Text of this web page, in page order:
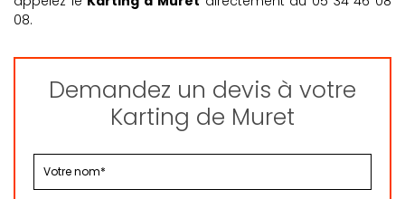
08.
Demandez un devis à votre
Karting de Muret